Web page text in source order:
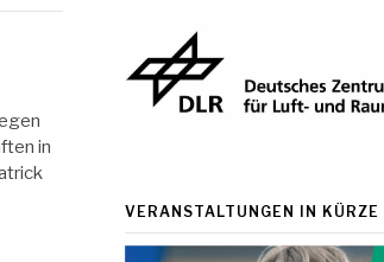
in
VERANSTALTUNGEN IN KÜRZE